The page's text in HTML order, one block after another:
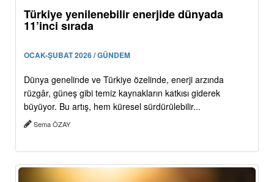
Türkiye yenilenebilir enerjide dünyada
11’inci sırada
OCAK-ŞUBAT 2026 / GÜNDEM
Dünya genelinde ve Türkiye özelinde, enerji arzında
rüzgâr, güneş gibi temiz kaynakların katkısı giderek
büyüyor. Bu artış, hem küresel sürdürülebilir...
Sema ÖZAY